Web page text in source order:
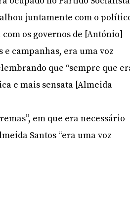
juntamente com o
os governos de [António]
e campanhas, era uma voz
que “sempre que
e mais sensata [Almeida
em que era necessário
Santos “era uma voz